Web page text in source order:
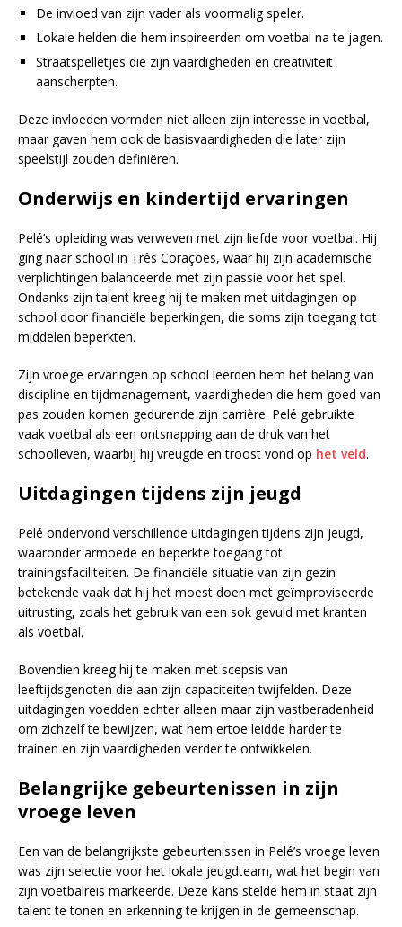
De invloed van zijn vader als voormalig speler.
Lokale helden die hem inspireerden om voetbal na te jagen.
Straatspelletjes die zijn vaardigheden en creativiteit
aanscherpten.
Deze invloeden vormden niet alleen zijn interesse in voetbal,
maar gaven hem ook de basisvaardigheden die later zijn
speelstijl zouden definiëren.
Onderwijs en kindertijd ervaringen
Pelé’s opleiding was verweven met zijn liefde voor voetbal. Hij
ging naar school in Três Corações, waar hij zijn academische
verplichtingen balanceerde met zijn passie voor het spel.
Ondanks zijn talent kreeg hij te maken met uitdagingen op
school door financiële beperkingen, die soms zijn toegang tot
middelen beperkten.
Zijn vroege ervaringen op school leerden hem het belang van
discipline en tijdmanagement, vaardigheden die hem goed van
pas zouden komen gedurende zijn carrière. Pelé gebruikte
vaak voetbal als een ontsnapping aan de druk van het
schoolleven, waarbij hij vreugde en troost vond op het veld.
Uitdagingen tijdens zijn jeugd
Pelé ondervond verschillende uitdagingen tijdens zijn jeugd,
waaronder armoede en beperkte toegang tot
trainingsfaciliteiten. De financiële situatie van zijn gezin
betekende vaak dat hij het moest doen met geïmproviseerde
uitrusting, zoals het gebruik van een sok gevuld met kranten
als voetbal.
Bovendien kreeg hij te maken met scepsis van
leeftijdsgenoten die aan zijn capaciteiten twijfelden. Deze
uitdagingen voedden echter alleen maar zijn vastberadenheid
om zichzelf te bewijzen, wat hem ertoe leidde harder te
trainen en zijn vaardigheden verder te ontwikkelen.
Belangrijke gebeurtenissen in zijn
vroege leven
Een van de belangrijkste gebeurtenissen in Pelé’s vroege leven
was zijn selectie voor het lokale jeugdteam, wat het begin van
zijn voetbalreis markeerde. Deze kans stelde hem in staat zijn
talent te tonen en erkenning te krijgen in de gemeenschap.